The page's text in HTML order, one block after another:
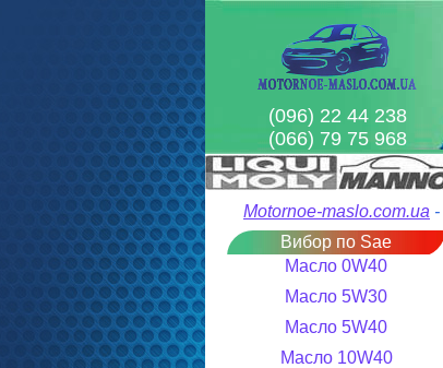
(096) 22 44 238
(066) 79 75 968
Motornoe-maslo.com.ua -
Вибор по Sae
Масло 0W40
Масло 5W30
Масло 5W40
Масло 10W40